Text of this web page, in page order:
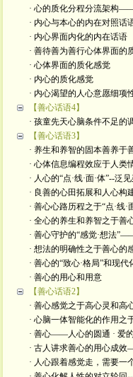
· 心的质化分程分流架构
· 内心与本心的内在对照话
· 内心界面内化的内在话语
· 善待善为善行心体界面的
· 心体界面的质化感觉
· 内心的质化感觉
· 内心渴望的人心意愿细项
【善心话语4】
· 孩童先天心脑条件不足的
【善心话语3】
· 养生和养智的固本善养于
· 心体信息编程效应于人类
· 人心的“点·线·面·体”--泛
· 良善的心田拓展和人心构
· 善心心路历程之于“点·线·
· 全心的养生和养智之于善
· 善心守护的“感觉·想法
· 想法的明确性之于善心
· 善心的“致心·格局”和现代
· 善心的用心和用意
【善心话语2】
· 善心感觉之于高心灵和高
· 心脑一体智能化的作用之
· 善心——人心的圆通 · 爱
· 古人讲求善心的用心成
· 人心跟着感觉走，需要一